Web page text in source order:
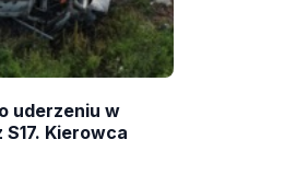
uderzeniu w
Kierowca